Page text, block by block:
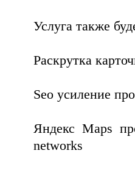
Услуга также
Раскрутка
Seo усиление
Яндекс Maps
networks